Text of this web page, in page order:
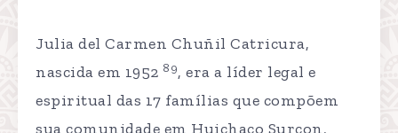
Julia del Carmen Chuñil Catricura,
nascida em 1952 89, era a líder legal e
espiritual das 17 famílias que compõem
sua comunidade em Huichaco Surcon,